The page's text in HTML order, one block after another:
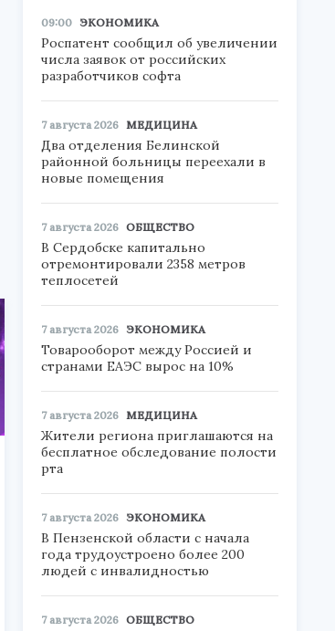
09:00 ЭКОНОМИКА
Роспатент сообщил об увеличении
числа заявок от российских
разработчиков софта
7 августа 2026 МЕДИЦИНА
Два отделения Белинской
районной больницы переехали в
новые помещения
7 августа 2026 ОБЩЕСТВО
В Сердобске капитально
отремонтировали 2358 метров
теплосетей
7 августа 2026 ЭКОНОМИКА
Товарооборот между Россией и
странами ЕАЭС вырос на 10%
7 августа 2026 МЕДИЦИНА
Жители региона приглашаются на
бесплатное обследование полости
рта
7 августа 2026 ЭКОНОМИКА
В Пензенской области с начала
года трудоустроено более 200
людей с инвалидностью
7 августа 2026 ОБЩЕСТВО